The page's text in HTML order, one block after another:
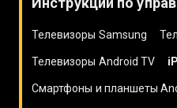
Телевизоры Samsung
Телевизоры Android TV
Смартфоны и планшеты